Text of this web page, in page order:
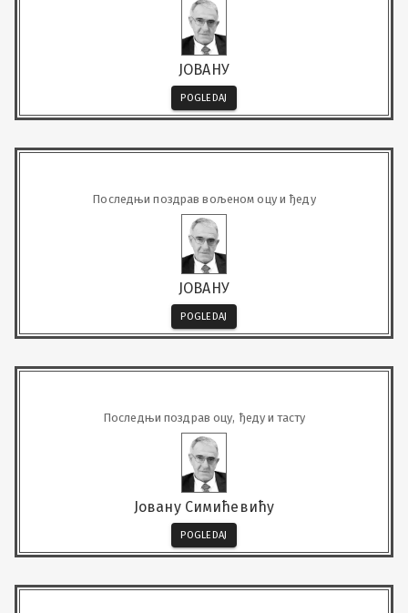
ЈОВАНУ
POGLEDAJ
Последњи поздрав вољеном оцу и ђеду
ЈОВАНУ
POGLEDAJ
Последњи поздрав оцу, ђеду и тасту
Јовану Симићевићу
POGLEDAJ